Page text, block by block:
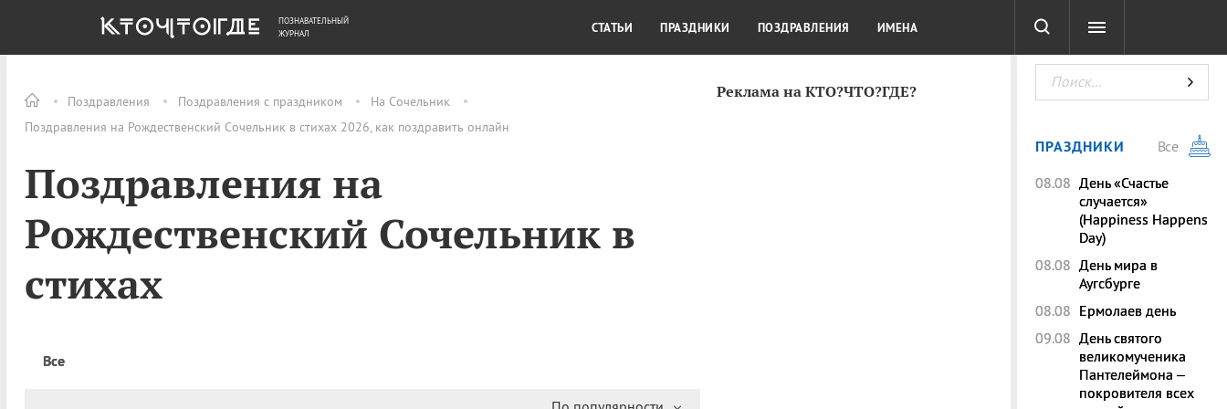
Поздравления Поздравления с праздником
На Сочельник
Поздравления на Рождественский Сочельник в стихах 2026, как поздравить онлайн
Поздравления на
Рождественский Сочельник в
стихах
Все
Реклама на КТО?ЧТО?ГДЕ?
ОБЩЕСТВО ДЕНЬГИ КУЛЬТУРА КРАСОТА ТЕСТЫ
ПОЗНАВАТЕЛЬНЫЙ
ЖУРНАЛ
СТАТЬИ ПРАЗДНИКИ ПОЗДРАВЛЕНИЯ ИМЕНА
ПРАЗДНИКИ
Все
08.08 День «Счастье
случается»
(Happiness Happens
Day)
08.08 День мира в
Аугсбурге
08.08 Ермолаев день
09.08 День святого
великомученика
Пантелеймона –
покровителя всех